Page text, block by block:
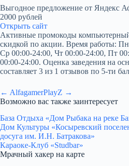
Выгодное предложение от Яндекс
2000 рублей
Открыть сайт
Активные промокоды
скидкой по акции. Время работы:
Ср 00:00-24:00, Чт 00:00-24:00, Пт
00:00-24:00. Оценка заведения на
составляет 3 из 1 отзывов по 5-ти
← AlfagamerPlayZ →
Возможно вас также заинтересует
База Отдыха «Дом Рыбака на реке
Дом Культуры «Косыревский
досуга им. И.Н. Батракова»
Караоке-Клуб «Studbar»
Мрачный хакер на карте